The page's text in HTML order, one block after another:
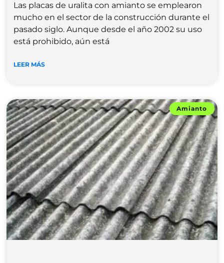
Las placas de uralita con amianto se emplearon
mucho en el sector de la construcción durante el
pasado siglo. Aunque desde el año 2002 su uso
está prohibido, aún está
LEER MÁS
Amianto